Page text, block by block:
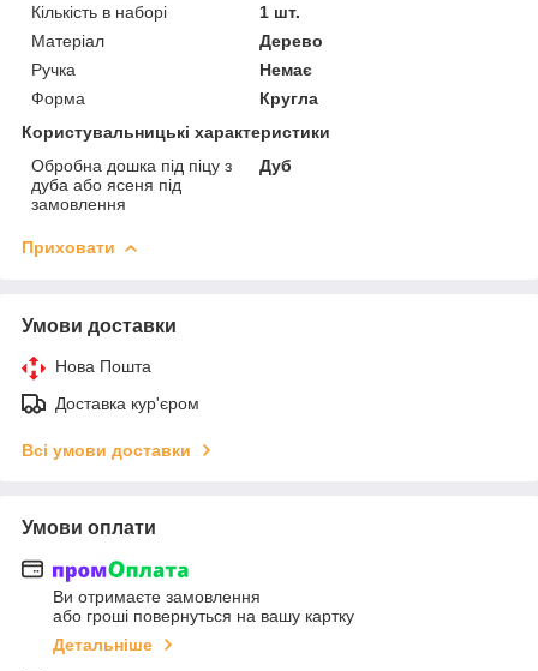
Кількість в наборі
1 шт.
Матеріал
Дерево
Ручка
Немає
Форма
Кругла
Користувальницькі характеристики
Обробна дошка під піцу з
дуба або ясеня під
замовлення
Дуб
Приховати
Умови доставки
Нова Пошта
Доставка кур'єром
Всі умови доставки
Умови оплати
Ви отримаєте замовлення
або гроші повернуться на вашу картку
Детальніше